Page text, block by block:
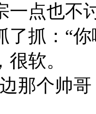
一点也不
了抓：“
软。
那个帅哥